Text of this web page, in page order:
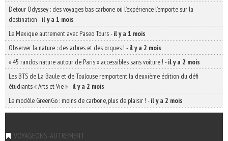
Detour Odyssey : des voyages bas carbone où l’expérience l’emporte sur la
destination -il y a 1 mois
Le Mexique autrement avec Paseo Tours-il y a 1 mois
Observer la nature : des arbres et des orques ! -il y a 2 mois
« 45 randos nature autour de Paris » accessibles sans voiture ! -il y a 2 mois
Les BTS de La Baule et de Toulouse remportent la deuxième édition du défi
étudiants « Arts et Vie »-il y a 2 mois
Le modèle GreenGo : moins de carbone, plus de plaisir ! -il y a 2 mois
VOYAGEONS-AUTREMENT